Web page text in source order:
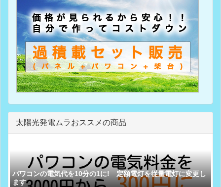
太陽光発電ムラおススメの商品
パワコンの電気代を10分の1に! 定額電灯を従量電灯に変更し
ます